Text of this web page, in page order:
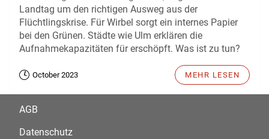
Landtag um den richtigen Ausweg aus der
Flüchtlingskrise. Für Wirbel sorgt ein internes Papier
bei den Grünen. Städte wie Ulm erklären die
Aufnahmekapazitäten für erschöpft. Was ist zu tun?
October 2023 MEHR LESEN
AGB
Datenschutz